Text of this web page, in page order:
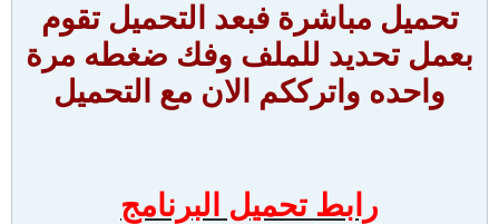
تحميل مباشرة فبعد التحميل تقوم
بعمل تحديد للملف وفك ضغطه مرة
واحده واترككم الان مع التحميل
رابط تحميل البرنامج